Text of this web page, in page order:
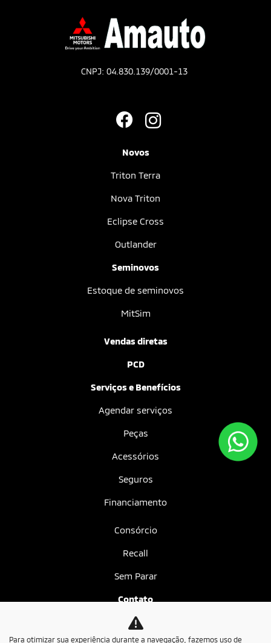
CNPJ: 04.830.139/0001-13
Novos
Triton Terra
Nova Triton
Eclipse Cross
Outlander
Seminovos
Estoque de seminovos
MitSim
Vendas diretas
PCD
Serviços e Benefícios
Agendar serviços
Peças
Acessórios
Seguros
Financiamento
Consórcio
Recall
Sem Parar
Contato
Fale conosco
Para otimizar sua experiência durante a navegação, fazemos uso de